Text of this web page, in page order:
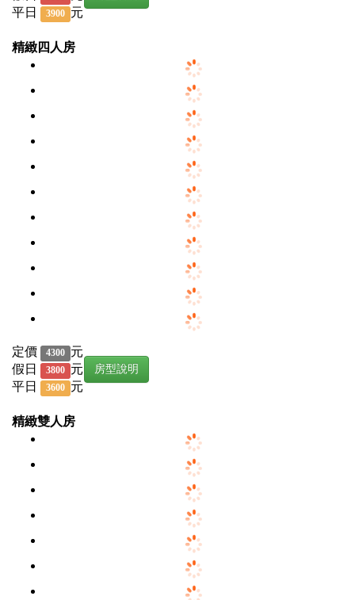
平日
3900 元
精緻四人房
定價 4300 元
假日
3800 元
平日
3600 元
房型說明
精緻雙人房